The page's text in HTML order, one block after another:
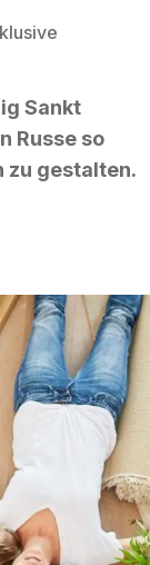
Sankt
Russe so
zu gestalten.